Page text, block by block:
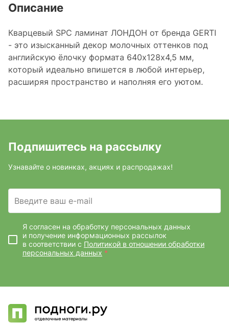
Описание
Кварцевый SPC ламинат ЛОНДОН от бренда GERTI
- это изысканный декор молочных оттенков под
английскую ёлочку формата 640х128х4,5 мм,
который идеально впишется в любой интерьер,
расширяя пространство и наполняя его уютом.
Подпишитесь на рассылку
Узнавайте о новинках, акциях и распродажах!
Введите ваш e-mail
Я согласен на обработку персональных данных
и получение информационных рассылок
в соответствии с Политикой в отношении обработки
персональных данных *